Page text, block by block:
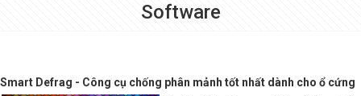
Software
Smart Defrag - Công cụ chống phân mảnh tốt nhất dành cho ổ cứng